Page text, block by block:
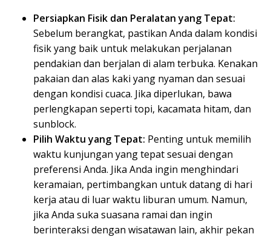
Persiapkan Fisik dan Peralatan yang Tepat:
Sebelum berangkat, pastikan Anda dalam kondisi
fisik yang baik untuk melakukan perjalanan
pendakian dan berjalan di alam terbuka. Kenakan
pakaian dan alas kaki yang nyaman dan sesuai
dengan kondisi cuaca. Jika diperlukan, bawa
perlengkapan seperti topi, kacamata hitam, dan
sunblock.
Pilih Waktu yang Tepat: Penting untuk memilih
waktu kunjungan yang tepat sesuai dengan
preferensi Anda. Jika Anda ingin menghindari
keramaian, pertimbangkan untuk datang di hari
kerja atau di luar waktu liburan umum. Namun,
jika Anda suka suasana ramai dan ingin
berinteraksi dengan wisatawan lain, akhir pekan